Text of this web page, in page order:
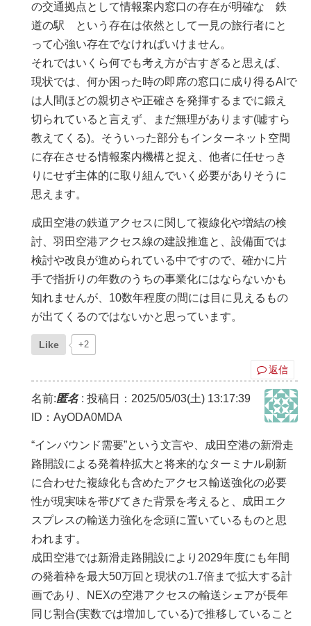
の交通拠点として情報案内窓口の存在が明確な 鉄
道の駅 という存在は依然として一見の旅行者にと
って心強い存在でなければいけません。
それではいくら何でも考え方が古すぎると思えば、
現状では、何か困った時の即席の窓口に成り得るAIで
は人間ほどの親切さや正確さを発揮するまでに鍛え
切られていると言えず、まだ無理があります(嘘すら
教えてくる)。そういった部分もインターネット空間
に存在させる情報案内機構と捉え、他者に任せっき
りにせず主体的に取り組んでいく必要がありそうに
思えます。
成田空港の鉄道アクセスに関して複線化や増結の検
討、羽田空港アクセス線の建設推進と、設備面では
検討や改良が進められている中ですので、確かに片
手で指折りの年数のうちの事業化にはならないかも
知れませんが、10数年程度の間には目に見えるもの
が出てくるのではないかと思っています。
Like +2
返信
名前:匿名: 投稿日：2025/05/03(土) 13:17:39
ID：AyODA0MDA
“インバウンド需要”という文言や、成田空港の新滑走
路開設による発着枠拡大と将来的なターミナル刷新
に合わせた複線化も含めたアクセス輸送強化の必要
性が現実味を帯びてきた背景を考えると、成田エク
スプレスの輸送力強化を念頭に置いているものと思
われます。
成田空港では新滑走路開設により2029年度にも年間
の発着枠を最大50万回と現状の1.7倍まで拡大する計
画であり、NEXの空港アクセスの輸送シェアが長年
同じ割合(実数では増加している)で推移していること